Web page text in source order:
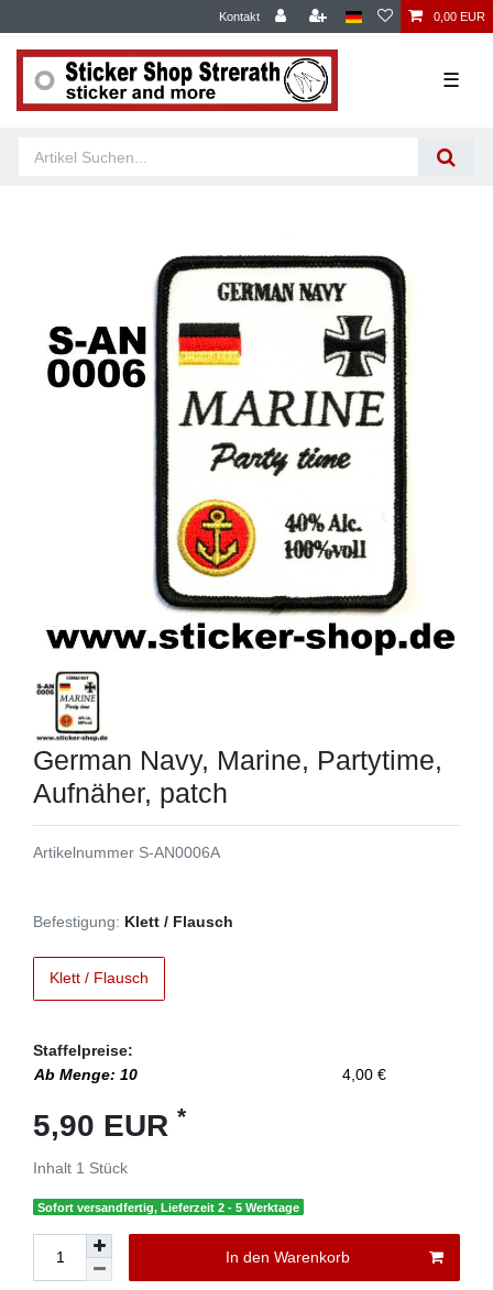
Kontakt 0,00 EUR
☰
German Navy, Marine, Partytime,
Aufnäher, patch
Artikelnummer S-AN0006A
Befestigung: Klett / Flausch
Klett / Flausch
Staffelpreise:
Ab Menge: 10
4,00 €
5,90 EUR *
Inhalt 1 Stück
Sofort versandfertig, Lieferzeit 2 - 5 Werktage
In den Warenkorb